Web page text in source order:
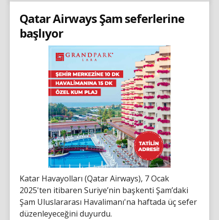
Qatar Airways Şam seferlerine
başlıyor
Katar Havayolları (Qatar Airways), 7 Ocak
2025'ten itibaren Suriye’nin başkenti Şam’daki
Şam Uluslararası Havalimanı'na haftada üç sefer
düzenleyeceğini duyurdu.